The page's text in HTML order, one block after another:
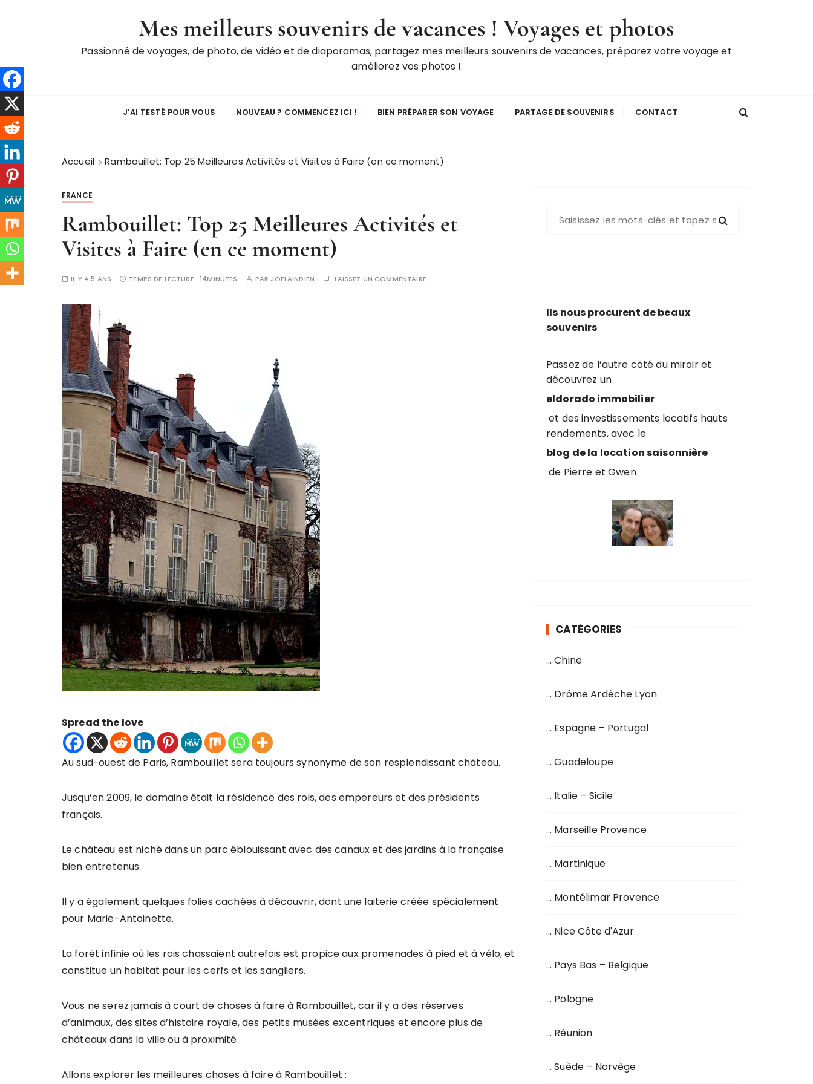
e
r
a
u
c
o
n
e
n
Mes meilleurs souvenirs de vacances ! Voyages et photos
Passionné de voyages, de photo, de vidéo et de diaporamas, partagez mes meilleurs souvenirs de vacances, préparez votre voyage et
améliorez vos photos !
J’AI TESTÉ POUR VOUS NOUVEAU ? COMMENCEZ ICI ! BIEN PRÉPARER SON VOYAGE PARTAGE DE SOUVENIRS CONTACT
Accueil Rambouillet: Top 25 Meilleures Activités et Visites à Faire (en ce moment)
FRANCE
Rambouillet: Top 25 Meilleures Activités et
Visites à Faire (en ce moment)
IL Y A 5 ANS TEMPS DE LECTURE :14MINUTES PAR JOELAINDIEN LAISSEZ UN COMMENTAIRE
Spread the love
Au sud-ouest de Paris, Rambouillet sera toujours synonyme de son resplendissant château.
Jusqu’en 2009, le domaine était la résidence des rois, des empereurs et des présidents
français.
Le château est niché dans un parc éblouissant avec des canaux et des jardins à la française
bien entretenus.
Il y a également quelques folies cachées à découvrir, dont une laiterie créée spécialement
pour Marie-Antoinette.
La forêt infinie où les rois chassaient autrefois est propice aux promenades à pied et à vélo, et
constitue un habitat pour les cerfs et les sangliers.
Vous ne serez jamais à court de choses à faire à Rambouillet, car il y a des réserves
d’animaux, des sites d’histoire royale, des petits musées excentriques et encore plus de
châteaux dans la ville ou à proximité.
Allons explorer les meilleures choses à faire à Rambouillet :
h
e
o
u
r
Ils nous procurent de beaux
souvenirs
Passez de l’autre côté du miroir et
découvrez un
eldorado immobilier
et des investissements locatifs hauts
rendements, avec le
blog de la location saisonnière
de Pierre et Gwen
CATÉGORIES
… Chine
… Drôme Ardèche Lyon
… Espagne – Portugal
… Guadeloupe
… Italie – Sicile
… Marseille Provence
… Martinique
… Montélimar Provence
… Nice Côte d'Azur
… Pays Bas – Belgique
… Pologne
… Réunion
… Suède – Norvège